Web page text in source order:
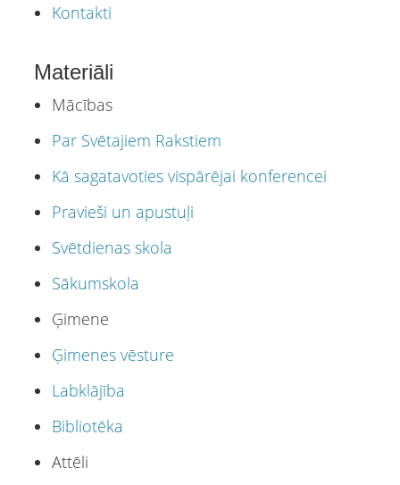
Kontakti
Materiāli
Mācības
Par Svētajiem Rakstiem
Kā sagatavoties vispārējai konferencei
Pravieši un apustuļi
Svētdienas skola
Sākumskola
Ģimene
Ģimenes vēsture
Labklājība
Bibliotēka
Attēli